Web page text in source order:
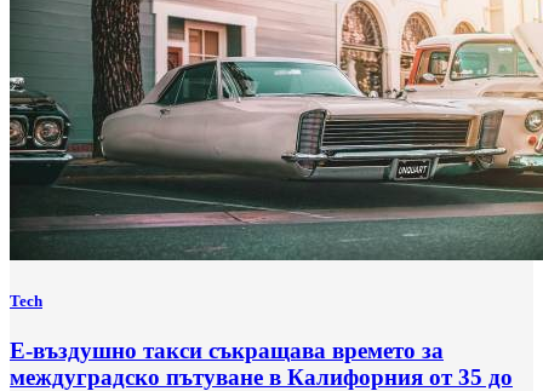
Tech
Е-въздушно такси съкращава времето за
междуградско пътуване в Калифорния от 35 до